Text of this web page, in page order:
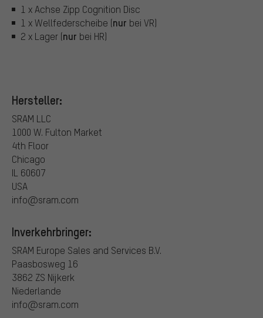
1 x Achse Zipp Cognition Disc
1 x Wellfederscheibe (nur bei VR)
2 x Lager (nur bei HR)
Hersteller:
SRAM LLC
1000 W. Fulton Market
4th Floor
Chicago
IL 60607
USA
info@sram.com
Inverkehrbringer:
SRAM Europe Sales and Services B.V.
Paasbosweg 16
3862 ZS Nijkerk
Niederlande
info@sram.com